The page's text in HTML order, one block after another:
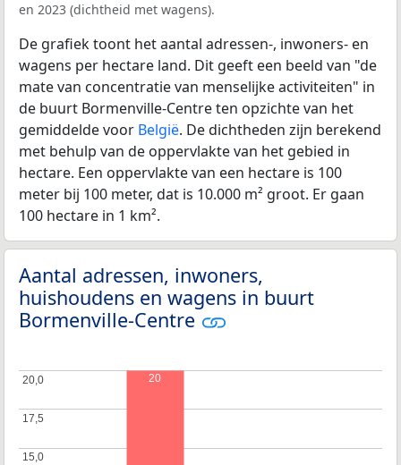
en 2023 (dichtheid met wagens).
De grafiek toont het aantal adressen-, inwoners- en
wagens per hectare land. Dit geeft een beeld van "de
mate van concentratie van menselijke activiteiten" in
de buurt Bormenville-Centre ten opzichte van het
gemiddelde voor België. De dichtheden zijn berekend
met behulp van de oppervlakte van het gebied in
hectare. Een oppervlakte van een hectare is 100
meter bij 100 meter, dat is 10.000 m² groot. Er gaan
100 hectare in 1 km².
Aantal adressen, inwoners,
huishoudens en wagens in buurt
Bormenville-Centre
15,0
15,0
17,5
17,5
20,0
20,0 20